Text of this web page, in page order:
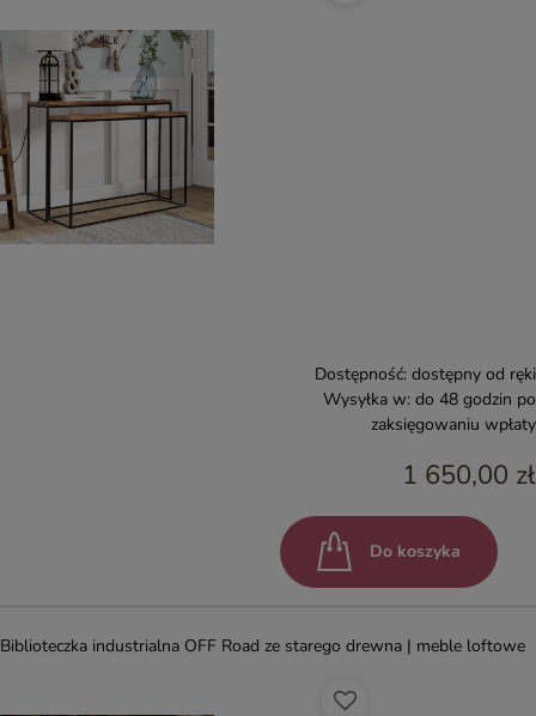
Dostępność: dostępny od ręki
Wysyłka w: do 48 godzin po
zaksięgowaniu wpłaty
1 650,00 zł
Do koszyka
Biblioteczka industrialna OFF Road ze starego drewna | meble loftowe